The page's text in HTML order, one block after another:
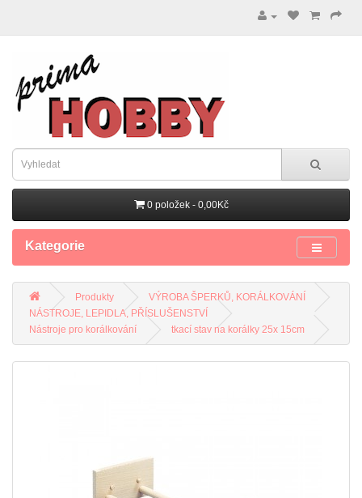
0 položek - 0,00Kč
Kategorie
Produkty
VÝROBA ŠPERKŮ, KORÁLKOVÁNÍ
NÁSTROJE, LEPIDLA, PŘÍSLUŠENSTVÍ
Nástroje pro korálkování
tkací stav na korálky 25x 15cm